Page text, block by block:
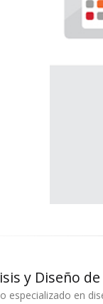
y Diseño
especializado en